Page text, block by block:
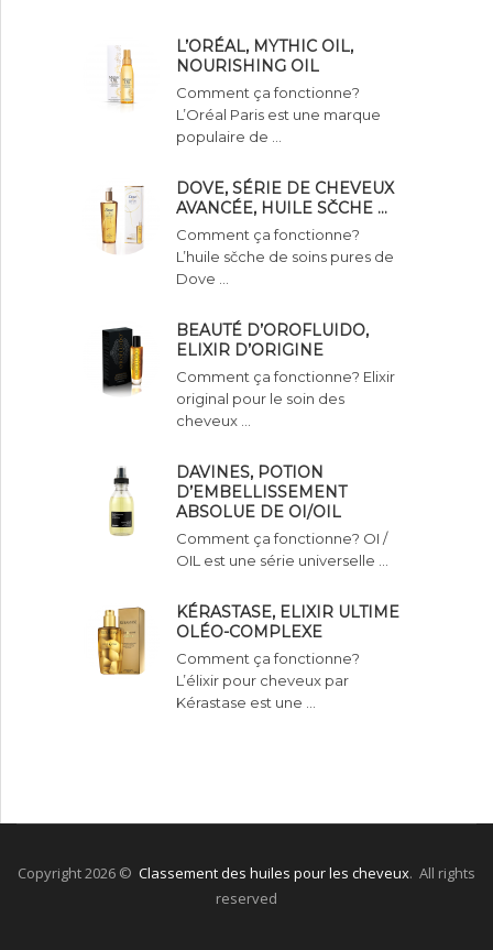
L’ORÉAL, MYTHIC OIL,
NOURISHING OIL
Comment ça fonctionne?
L’Oréal Paris est une marque
populaire de …
DOVE, SÉRIE DE CHEVEUX
AVANCÉE, HUILE SČCHE …
Comment ça fonctionne?
L’huile sčche de soins pures de
Dove …
BEAUTÉ D’OROFLUIDO,
ELIXIR D’ORIGINE
Comment ça fonctionne? Elixir
original pour le soin des
cheveux …
DAVINES, POTION
D’EMBELLISSEMENT
ABSOLUE DE OI/OIL
Comment ça fonctionne? OI /
OIL est une série universelle …
KÉRASTASE, ELIXIR ULTIME
OLÉO-COMPLEXE
Comment ça fonctionne?
L’élixir pour cheveux par
Kérastase est une …
Copyright 2026 © Classement des huiles pour les cheveux. All rights
reserved